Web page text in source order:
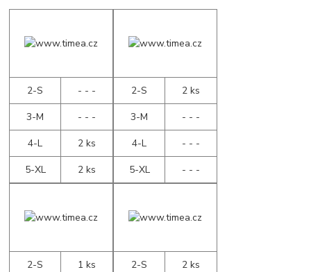
2-S
- - -
3-M
- - -
4-L
2 ks
5-XL
2 ks
2-S
2 ks
3-M
- - -
4-L
- - -
5-XL
- - -
2-S 1 ks 2-S 2 ks